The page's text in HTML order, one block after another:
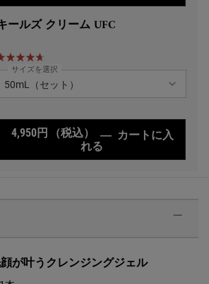
ールズ クリーム UFC
サイズを選択
4,950円 （税込） ― カートに入
れる
が叶うクレンジングジェル